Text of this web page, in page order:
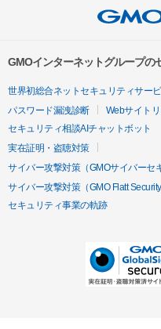
GMOインターネットグループの
世界初総合ネットセキュリティサー
パスワード漏洩診断
Webサイト
セキュリティ相談AIチャットボット
実在証明・盗聴対策
サイバー攻撃対策（GMOサイバーセ
サイバー攻撃対策（GMO Flatt Security
セキュリティ事業の軌跡